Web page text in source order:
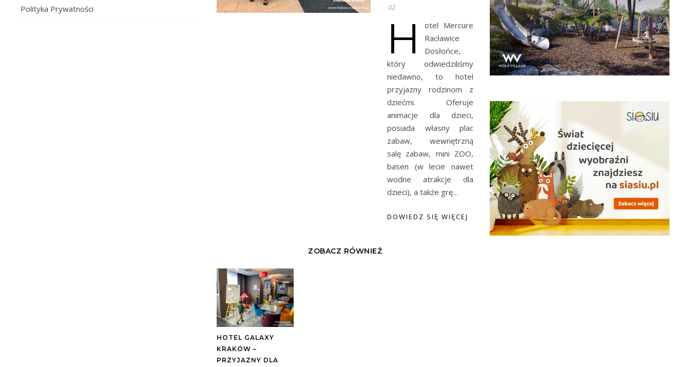
Polityka Prywatności
02
H
otel Mercure
Racławice
Dosłońce,
który odwiedziliśmy
niedawno, to hotel
przyjazny rodzinom z
dziećmi. Oferuje
animacje dla dzieci,
posiada własny plac
zabaw, wewnętrzną
salę zabaw, mini ZOO,
basen (w lecie nawet
wodne atrakcje dla
dzieci), a także grę…
DOWIEDZ SIĘ WIĘCEJ
ZOBACZ RÓWNIEŻ
HOTEL GALAXY
KRAKÓW –
PRZYJAZNY DLA